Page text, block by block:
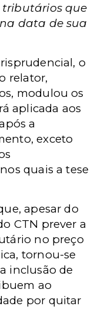
que
data de sua
o
relator,
modulou os
aplicada aos
a
exceto
quais a tese
apesar do
CTN prever a
no preço
tornou-se
inclusão de
ao
por quitar